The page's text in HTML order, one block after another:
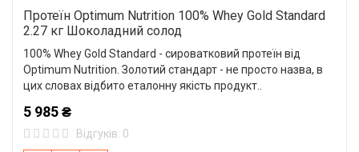
Протеїн Optimum Nutrition 100% Whey Gold Standard
2.27 кг Шоколадний солод
100% Whey Gold Standard - сироватковий протеїн від
Optimum Nutrition. Золотий стандарт - не просто назва, в
цих словах відбито еталонну якість продукт..
5 985 ₴
Відгуків: 0